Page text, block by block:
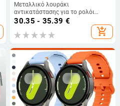
Μεταλλικό λουράκι
αντικατάστασης για το ρολόι
Huawei GT3 Pro, 22 mm, κράμα
30.35 - 35.39 €
add_shopping_cart